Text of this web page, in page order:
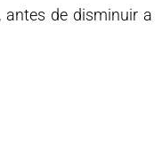
antes de disminuir a